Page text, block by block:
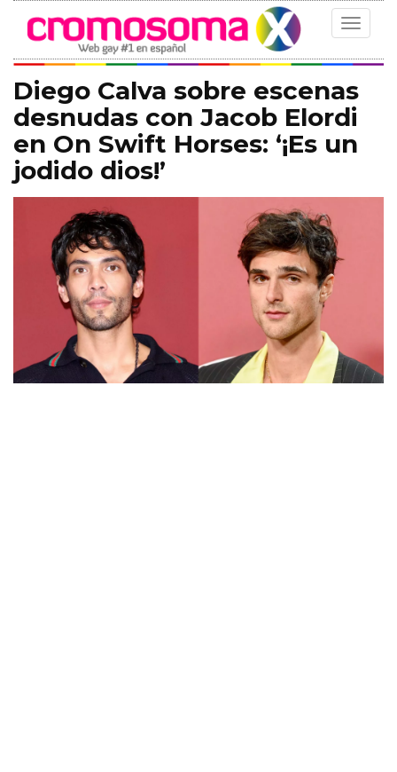
Toggle
Diego Calva sobre escenas
desnudas con Jacob Elordi
en On Swift Horses: ‘¡Es un
jodido dios!’